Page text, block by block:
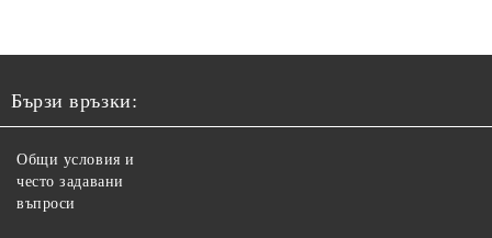
Бързи връзки:
Общи условия и
често задавани
въпроси